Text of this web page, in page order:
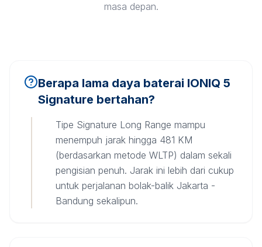
masa depan.
Berapa lama daya baterai IONIQ 5
Signature bertahan?
Tipe Signature Long Range mampu
menempuh jarak hingga 481 KM
(berdasarkan metode WLTP) dalam sekali
pengisian penuh. Jarak ini lebih dari cukup
untuk perjalanan bolak-balik Jakarta -
Bandung sekalipun.